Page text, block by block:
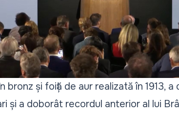
bronz și foiță de aur realizată în 1913,
și a doborât recordul anterior al lui